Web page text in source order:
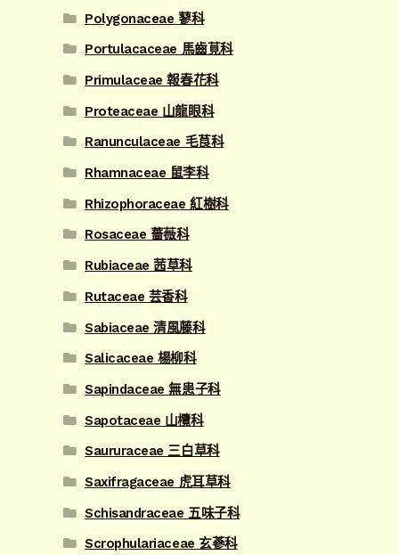
Polygonaceae 蓼科
Portulacaceae 馬齒莧科
Primulaceae 報春花科
Proteaceae 山龍眼科
Ranunculaceae 毛茛科
Rhamnaceae 鼠李科
Rhizophoraceae 紅樹科
Rosaceae 薔薇科
Rubiaceae 茜草科
Rutaceae 芸香科
Sabiaceae 清風藤科
Salicaceae 楊柳科
Sapindaceae 無患子科
Sapotaceae 山欖科
Saururaceae 三白草科
Saxifragaceae 虎耳草科
Schisandraceae 五味子科
Scrophulariaceae 玄蔘科